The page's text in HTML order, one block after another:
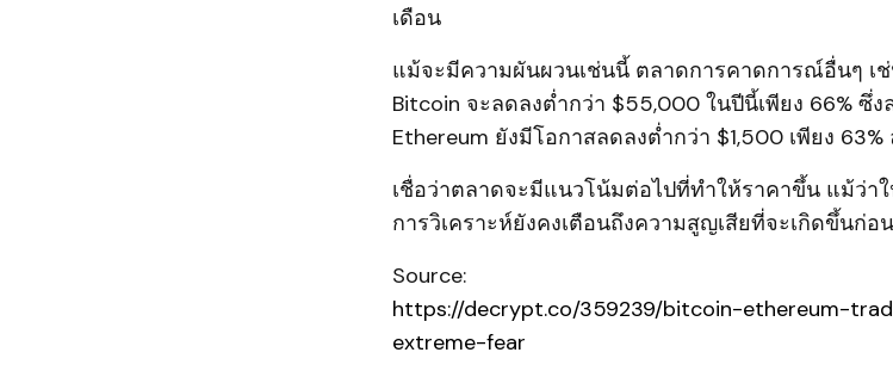
เดือน
แม้จะมีความผันผวนเช่นนี้ ตลาดการคาดการณ์อื่นๆ เช่
Bitcoin จะลดลงต่ำกว่า $55,000 ในปีนี้เพียง 66% ซึ่
Ethereum ยังมีโอกาสลดลงต่ำกว่า $1,500 เพียง
เชื่อว่าตลาดจะมีแนวโน้มต่อไปที่ทำให้ราคาขึ้น แม้ว่า
การวิเคราะห์ยังคงเตือนถึงความสูญเสียที่จะเกิดขึ้นก่อ
Source:
https://decrypt.co/359239/bitcoin-ethereum-
extreme-fear